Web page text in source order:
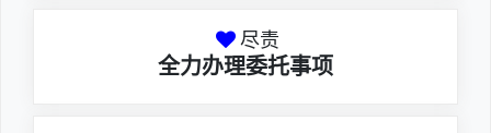
尽责
全力办理委托事项